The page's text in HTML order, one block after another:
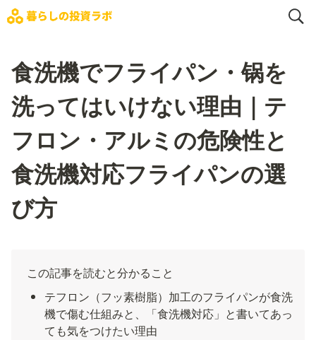
食洗機でフライパン・锅を
洗ってはいけない理由｜テ
フロン・アルミの危険性と
食洗機対応フライパンの選
び方
この記事を読むと分かること
テフロン（フッ素樹脂）加工のフライパンが食洗
機で傷む仕組みと、「食洗機対応」と書いてあっ
ても気をつけたい理由